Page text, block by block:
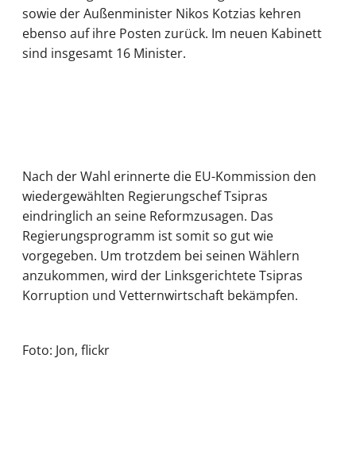
sowie der Außenminister Nikos Kotzias kehren
ebenso auf ihre Posten zurück. Im neuen Kabinett
sind insgesamt 16 Minister.
Nach der Wahl erinnerte die EU-Kommission den
wiedergewählten Regierungschef Tsipras
eindringlich an seine Reformzusagen. Das
Regierungsprogramm ist somit so gut wie
vorgegeben. Um trotzdem bei seinen Wählern
anzukommen, wird der Linksgerichtete Tsipras
Korruption und Vetternwirtschaft bekämpfen.
Foto: Jon, flickr